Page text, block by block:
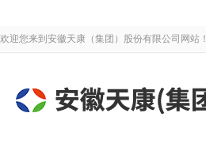
欢迎您来到安徽天康（集团）股份有限公司网站！